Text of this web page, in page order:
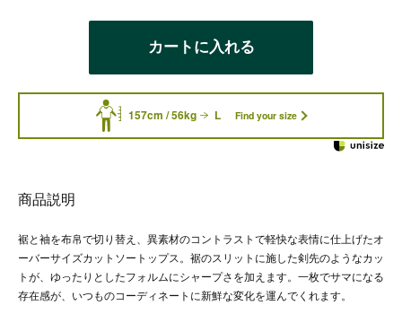
カートに入れる
157cm / 56kg L Find your size
商品説明
裾と袖を布帛で切り替え、異素材のコントラストで軽快な表情に仕上げたオ
ーバーサイズカットソートップス。裾のスリットに施した剣先のようなカッ
トが、ゆったりとしたフォルムにシャープさを加えます。一枚でサマになる
存在感が、いつものコーディネートに新鮮な変化を運んでくれます。